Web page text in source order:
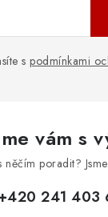
s podmínkami
vám s
něčím poradit?
241 403